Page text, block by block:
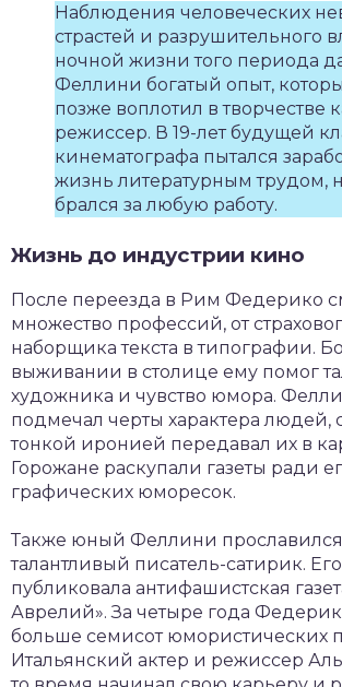
Наблюдения человеческих
страстей и разрушительного
ночной жизни того периода
Феллини богатый опыт,
позже воплотил в творчестве
режиссер. В 19-лет будущей
кинематографа пытался
жизнь литературным трудом,
брался за любую работу.
Жизнь до индустрии кино
После переезда в Рим Федерико
множество профессий, от
наборщика текста в типографии.
выживании в столице ему помог
художника и чувство юмора.
подмечал черты характера людей,
тонкой иронией передавал их в
Горожане раскупали газеты ради
графических юморесок.
Также юный Феллини прославился
талантливый писатель-сатирик.
публиковала антифашистская
Аврелий». За четыре года
больше семисот юмористических
Итальянский актер и режиссер